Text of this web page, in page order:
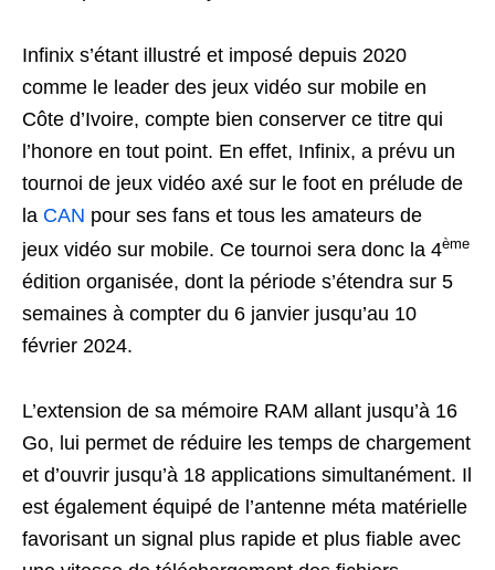
Infinix s’étant illustré et imposé depuis 2020
comme le leader des jeux vidéo sur mobile en
Côte d’Ivoire, compte bien conserver ce titre qui
l’honore en tout point. En effet, Infinix, a prévu un
tournoi de jeux vidéo axé sur le foot en prélude de
la CAN pour ses fans et tous les amateurs de
jeux vidéo sur mobile. Ce tournoi sera donc la 4ème
édition organisée, dont la période s’étendra sur 5
semaines à compter du 6 janvier jusqu’au 10
février 2024.
L’extension de sa mémoire RAM allant jusqu’à 16
Go, lui permet de réduire les temps de chargement
et d’ouvrir jusqu’à 18 applications simultanément. Il
est également équipé de l’antenne méta matérielle
favorisant un signal plus rapide et plus fiable avec